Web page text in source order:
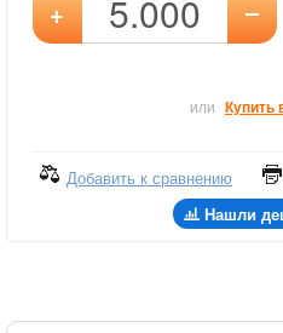
+ –
или Купить
Добавить к сравнению
Нашли